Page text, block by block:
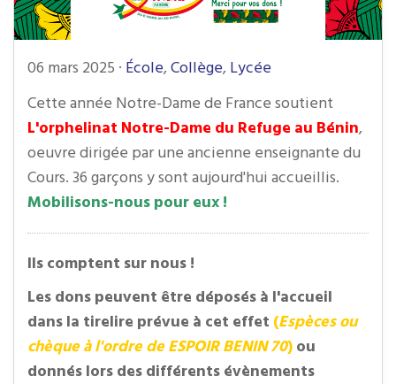
06 mars 2025 · École, Collège, Lycée
Cette année Notre-Dame de France soutient
L'orphelinat Notre-Dame du Refuge au Bénin,
oeuvre dirigée par une ancienne enseignante du
Cours. 36 garçons y sont aujourd'hui accueillis.
Mobilisons-nous pour eux !
Ils comptent sur nous !
Les dons peuvent être déposés à l'accueil
dans la tirelire prévue à cet effet (Espèces ou
chèque à l'ordre de ESPOIR BENIN 70) ou
donnés lors des différents évènements